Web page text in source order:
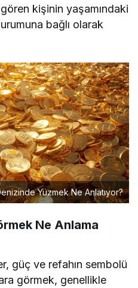
kişinin yaşamındaki
bağlı olarak
Yüzmek Ne Anlatıyor?
Ne Anlama
güç ve refahın sembolü
görmek, genellikle